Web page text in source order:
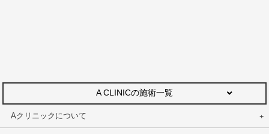
A CLINICの施術一覧
Aクリニックについて